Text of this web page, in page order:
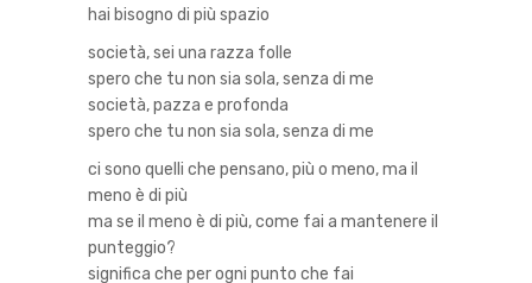
hai bisogno di più spazio
società, sei una razza folle
spero che tu non sia sola, senza di me
società, pazza e profonda
spero che tu non sia sola, senza di me
ci sono quelli che pensano, più o meno, ma il
meno è di più
ma se il meno è di più, come fai a mantenere il
punteggio?
significa che per ogni punto che fai